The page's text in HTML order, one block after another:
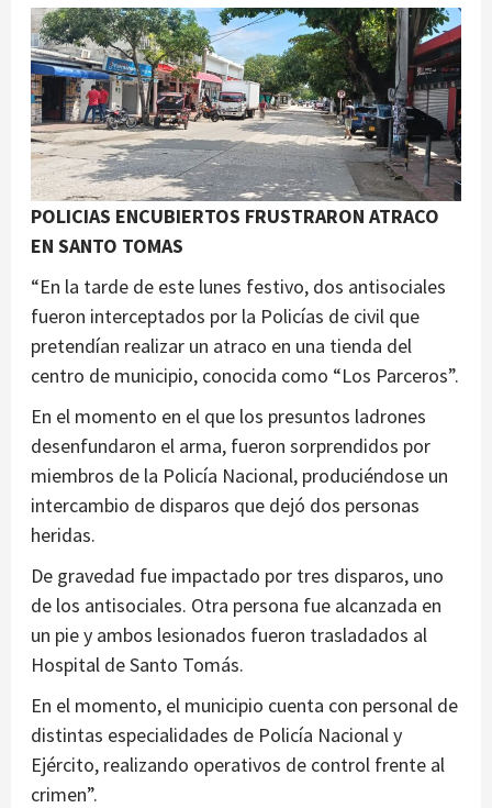
POLICIAS ENCUBIERTOS FRUSTRARON ATRACO
EN SANTO TOMAS
“En la tarde de este lunes festivo, dos antisociales
fueron interceptados por la Policías de civil que
pretendían realizar un atraco en una tienda del
centro de municipio, conocida como “Los Parceros”.
En el momento en el que los presuntos ladrones
desenfundaron el arma, fueron sorprendidos por
miembros de la Policía Nacional, produciéndose un
intercambio de disparos que dejó dos personas
heridas.
De gravedad fue impactado por tres disparos, uno
de los antisociales. Otra persona fue alcanzada en
un pie y ambos lesionados fueron trasladados al
Hospital de Santo Tomás.
En el momento, el municipio cuenta con personal de
distintas especialidades de Policía Nacional y
Ejército, realizando operativos de control frente al
crimen”.